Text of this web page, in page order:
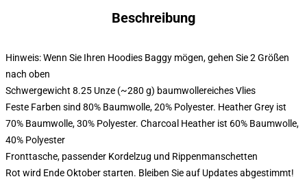
Beschreibung
Hinweis: Wenn Sie Ihren Hoodies Baggy mögen, gehen Sie 2 Größen
nach oben
Schwergewicht 8.25 Unze (~280 g) baumwollereiches Vlies
Feste Farben sind 80% Baumwolle, 20% Polyester. Heather Grey ist
70% Baumwolle, 30% Polyester. Charcoal Heather ist 60% Baumwolle,
40% Polyester
Fronttasche, passender Kordelzug und Rippenmanschetten
Rot wird Ende Oktober starten. Bleiben Sie auf Updates abgestimmt!